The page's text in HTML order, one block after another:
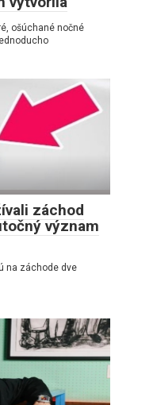
ošúchané nočné
záchod
význam
na záchode dve